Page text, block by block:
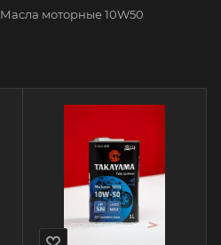
Масла моторные 10W50